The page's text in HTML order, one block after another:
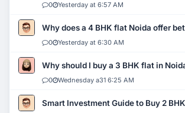
0 Yesterday at 6:57 AM
Why does a 4 BHK flat Noida offer
0 Yesterday at 6:30 AM
Why should I buy a 3 BHK flat in
0 Wednesday a31 6:25 AM
Smart Investment Guide to Buy 2